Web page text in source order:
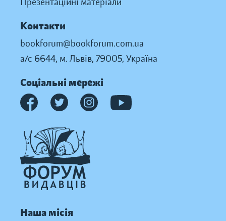
Контакти
bookforum@bookforum.com.ua
а/с 6644, м. Львів, 79005, Україна
Соціальні мережі
Наша місія